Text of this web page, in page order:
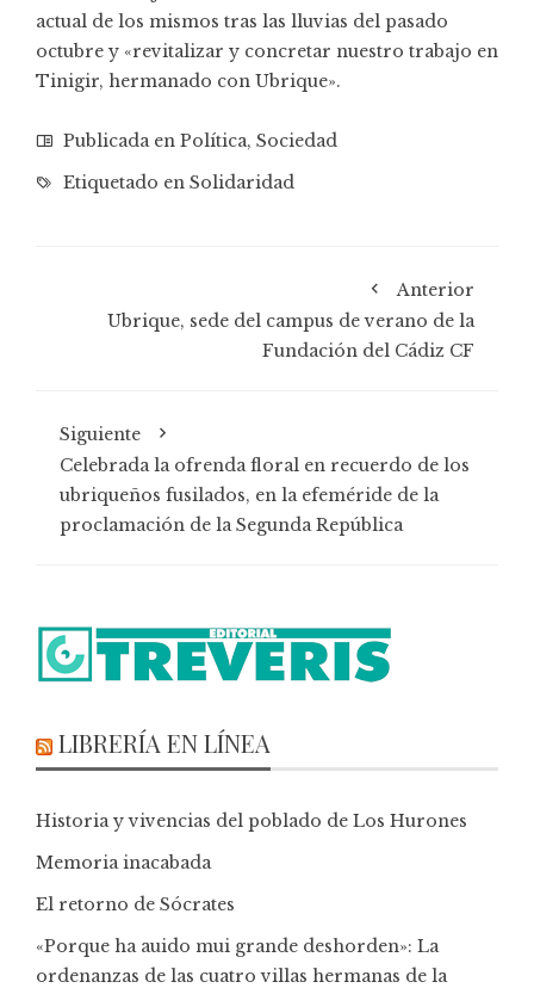
actual de los mismos tras las lluvias del pasado
octubre y «revitalizar y concretar nuestro trabajo en
Tinigir, hermanado con Ubrique».
Publicada en Política, Sociedad
Etiquetado en Solidaridad
Anterior
Ubrique, sede del campus de verano de la
Fundación del Cádiz CF
Siguiente
Celebrada la ofrenda floral en recuerdo de los
ubriqueños fusilados, en la efeméride de la
proclamación de la Segunda República
LIBRERÍA EN LÍNEA
Historia y vivencias del poblado de Los Hurones
Memoria inacabada
El retorno de Sócrates
«Porque ha auido mui grande deshorden»: La
ordenanzas de las cuatro villas hermanas de la